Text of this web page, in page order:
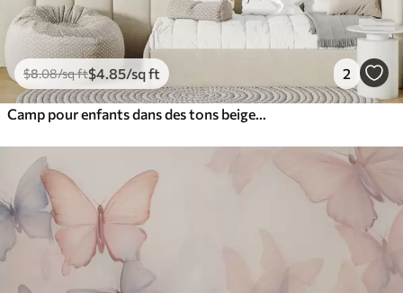
$8.08/sq ft$4 .85/sq ft 2